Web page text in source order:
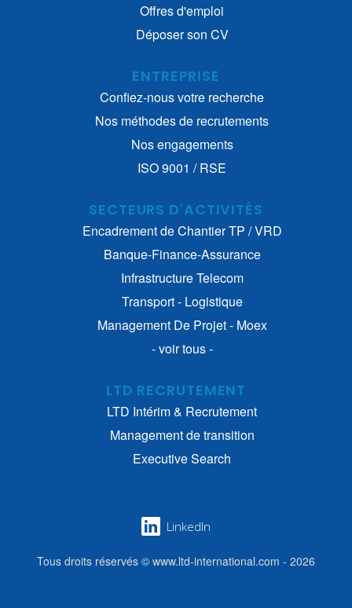
Offres d'emploi
Déposer son CV
ENTREPRISE
Confiez-nous votre recherche
Nos méthodes de recrutements
Nos engagements
ISO 9001 / RSE
SECTEURS D'ACTIVITÉS
Encadrement de Chantier TP / VRD
Banque-Finance-Assurance
Infrastructure Telecom
Transport - Logistique
Management De Projet - Moex
- voir tous -
LTD RECRUTEMENT
LTD Intérim & Recrutement
Management de transition
Executive Search
LinkedIn
Tous droits réservés © www.ltd-international.com - 2026